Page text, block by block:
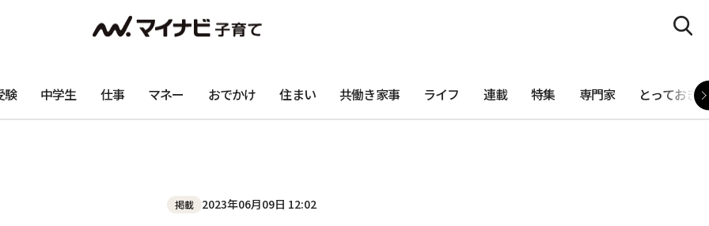
験 中学生 仕事 マネー おでかけ 住まい 共働き家事 ライフ 連載 特集 専門家 とっておき
掲載 2023年06月09日 12:02